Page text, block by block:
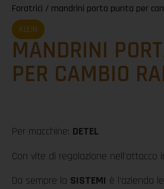
Foratrici / mandrini porta punta per
KLEIN
MANDRINI
PER CAMBIO
Per macchine: DETEL
Con vite di regolazione nell’attacco
Da sempre la SISTEMI è l’azienda